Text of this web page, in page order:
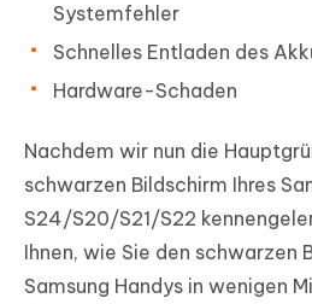
Systemfehler
Schnelles Entladen des
Hardware-Schaden
Nachdem wir nun die
schwarzen Bildschirm Ihres
S24/S20/S21/S22
Ihnen, wie Sie den schwarzen
Samsung Handys in wenigen